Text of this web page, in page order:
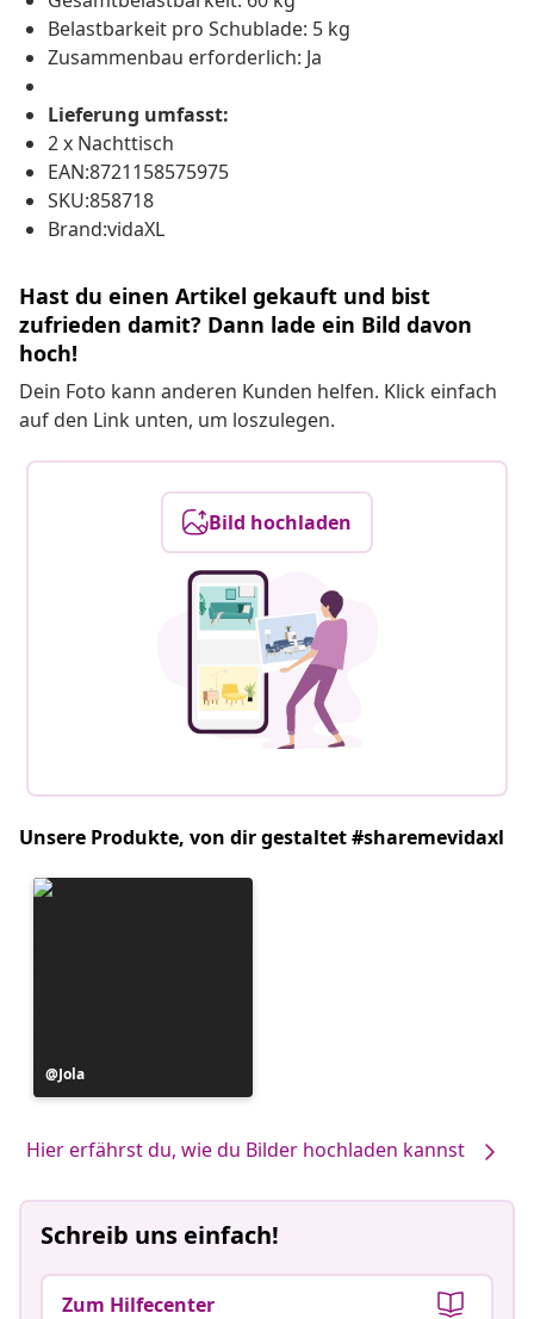
Belastbarkeit pro Schublade: 5 kg
Zusammenbau erforderlich: Ja
Lieferung umfasst:
2 x Nachttisch
EAN:8721158575975
SKU:858718
Brand:vidaXL
Hast du einen Artikel gekauft und bist
zufrieden damit? Dann lade ein Bild davon
hoch!
Dein Foto kann anderen Kunden helfen. Klick einfach
auf den Link unten, um loszulegen.
Bild hochladen
Unsere Produkte, von dir gestaltet #sharemevidaxl
Beitrag
veröffentlicht
Jola
Hier erfährst du, wie du Bilder hochladen kannst
Schreib uns einfach!
Zum Hilfecenter